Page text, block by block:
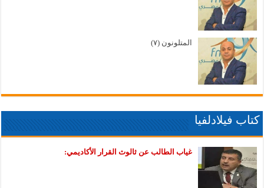
المتلونون (٧)
كتاب فيلادلفيا
غياب الطالب عن ثالوث القرار الأكاديمي: